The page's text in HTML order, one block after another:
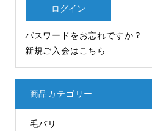
パスワードをお忘れですか ?
新規ご入会はこちら
商品カテゴリー
毛バリ